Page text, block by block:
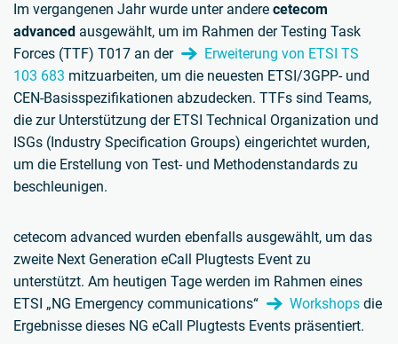
Im vergangenen Jahr wurde unter andere cetecom
advanced ausgewählt, um im Rahmen der Testing Task
Forces (TTF) T017 an der
Erweiterung von ETSI TS
103 683 mitzuarbeiten, um die neuesten ETSI/3GPP- und
CEN-Basisspezifikationen abzudecken. TTFs sind Teams,
die zur Unterstützung der ETSI Technical Organization und
ISGs (Industry Specification Groups) eingerichtet wurden,
um die Erstellung von Test- und Methodenstandards zu
beschleunigen.
cetecom advanced wurden ebenfalls ausgewählt, um das
zweite Next Generation eCall Plugtests Event zu
unterstützt. Am heutigen Tage werden im Rahmen eines
ETSI „NG Emergency communications“
Workshops die
Ergebnisse dieses NG eCall Plugtests Events präsentiert.